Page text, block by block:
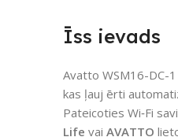
Īss ievads
Avatto WSM16-DC-
kas ļauj ērti
Pateicoties Wi‑Fi
Life vai AVATTO